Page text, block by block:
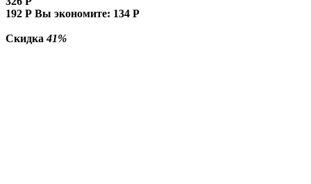
192 Р Вы экономите: 134 Р
Скидка41%